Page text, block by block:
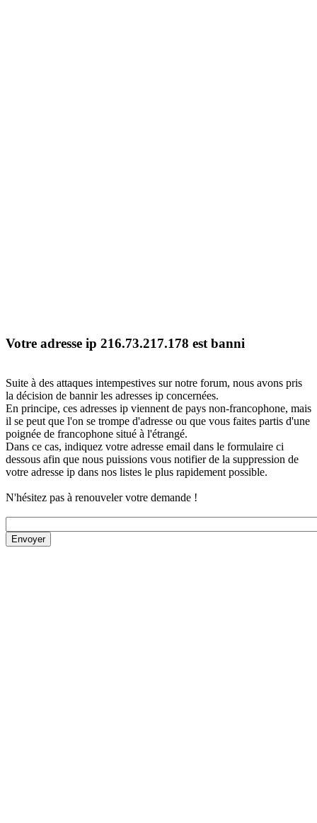
Votre adresse ip 216.73.217.178 est banni
Suite à des attaques intempestives sur notre forum, nous avons pris
la décision de bannir les adresses ip concernées.
En principe, ces adresses ip viennent de pays non-francophone, mais
il se peut que l'on se trompe d'adresse ou que vous faites partis d'une
poignée de francophone situé à l'étrangé.
Dans ce cas, indiquez votre adresse email dans le formulaire ci
dessous afin que nous puissions vous notifier de la suppression de
votre adresse ip dans nos listes le plus rapidement possible.
N'hésitez pas à renouveler votre demande !